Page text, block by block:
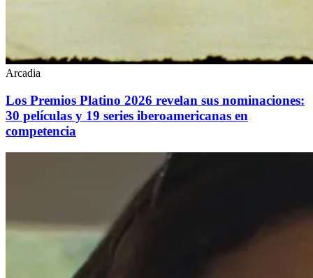
Arcadia
Los Premios Platino 2026 revelan sus nominaciones:
30 películas y 19 series iberoamericanas en
competencia